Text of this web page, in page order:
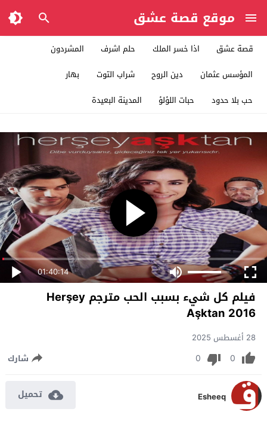
موقع قصة عشق
قصة عشق اذا خسر الملك حلم اشرف
المشردون
المؤسس عثمان
دين الروح شراب التوت
بهار
حب بلا حدود
حبات اللؤلؤ المدينة البعيدة
01:40:14
فيلم كل شيء بسبب الحب مترجم Herşey
Aşktan 2016
28 أغسطس 2025
0
0 شارك
Esheeq تحميل